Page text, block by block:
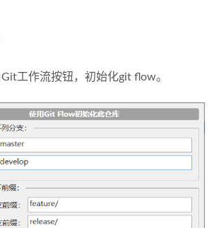
工作流按钮，初始化git flow。